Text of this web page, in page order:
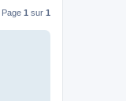
Page 1 sur 1